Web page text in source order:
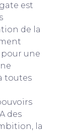
est
de la
une
toutes
des
la